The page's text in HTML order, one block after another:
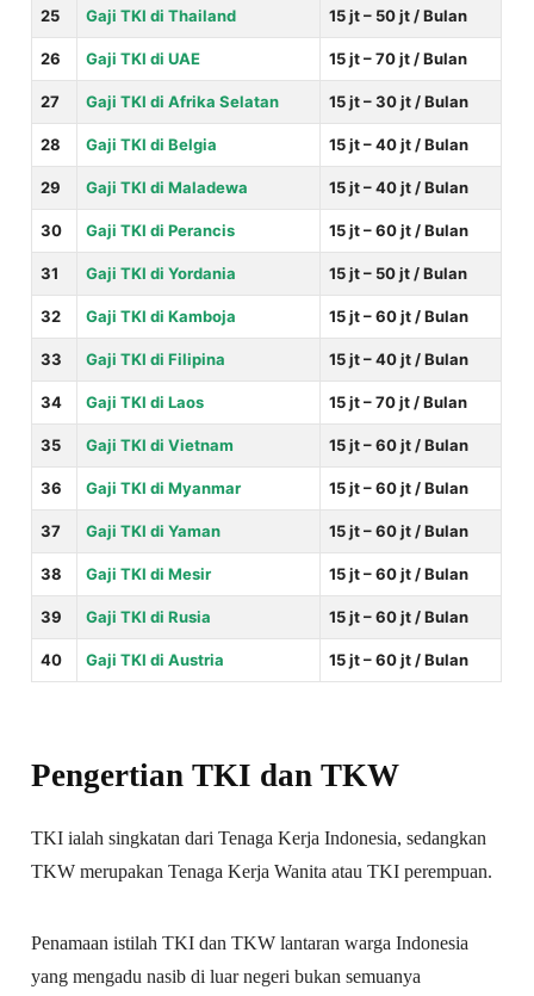
25 Gaji TKI di Thailand 15 jt – 50 jt / Bulan
26 Gaji TKI di UAE 15 jt – 70 jt / Bulan
27 Gaji TKI di Afrika Selatan 15 jt – 30 jt / Bulan
28 Gaji TKI di Belgia 15 jt – 40 jt / Bulan
29 Gaji TKI di Maladewa 15 jt – 40 jt / Bulan
30 Gaji TKI di Perancis 15 jt – 60 jt / Bulan
31 Gaji TKI di Yordania 15 jt – 50 jt / Bulan
32 Gaji TKI di Kamboja 15 jt – 60 jt / Bulan
33 Gaji TKI di Filipina 15 jt – 40 jt / Bulan
34 Gaji TKI di Laos 15 jt – 70 jt / Bulan
35 Gaji TKI di Vietnam 15 jt – 60 jt / Bulan
36 Gaji TKI di Myanmar 15 jt – 60 jt / Bulan
37 Gaji TKI di Yaman 15 jt – 60 jt / Bulan
38 Gaji TKI di Mesir 15 jt – 60 jt / Bulan
39 Gaji TKI di Rusia 15 jt – 60 jt / Bulan
40 Gaji TKI di Austria 15 jt – 60 jt / Bulan
Pengertian TKI dan TKW
TKI ialah singkatan dari Tenaga Kerja Indonesia, sedangkan
TKW merupakan Tenaga Kerja Wanita atau TKI perempuan.
Penamaan istilah TKI dan TKW lantaran warga Indonesia
yang mengadu nasib di luar negeri bukan semuanya